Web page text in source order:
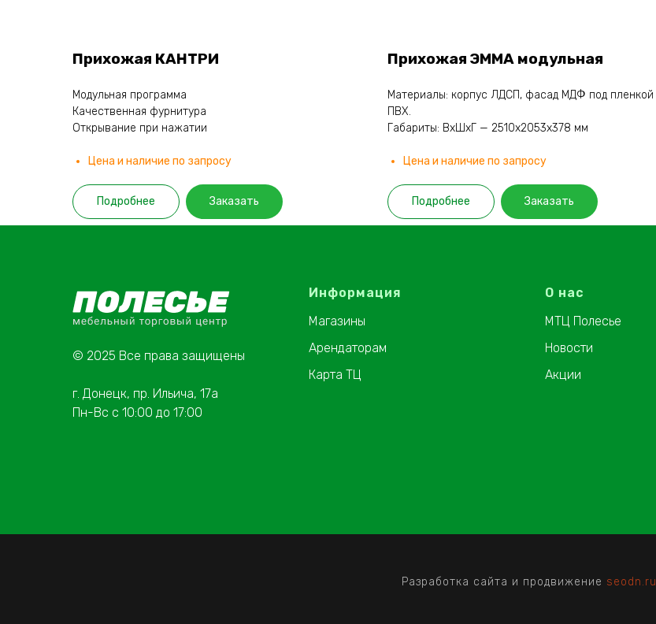
Прихожая КАНТРИ
Модульная программа
Качественная фурнитура
Открывание при нажатии
Цена и наличие по запросу
Подробнее Заказать
Прихожая ЭММА модульная
Материалы: корпус ЛДСП, фасад МДФ под пленкой
ПВХ.
Габариты: ВхШхГ — 2510х2053х378 мм
Цена и наличие по запросу
Подробнее Заказать
© 2025 Все права защищены
г. Донецк, пр. Ильича, 17а
Пн-Вс с 10:00 до 17:00
Информация
Магазины
Арендаторам
Карта ТЦ
О нас
МТЦ Полесье
Новости
Акции
Разработка сайта и продвижение seodn.ru